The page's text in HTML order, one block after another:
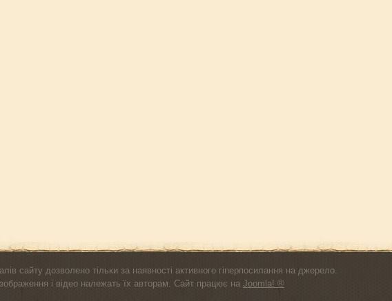
сайту дозволено тільки за наявності активного гіперпосилання на джерело.
і відео належать їх авторам. Сайт працює на Joomla! ®